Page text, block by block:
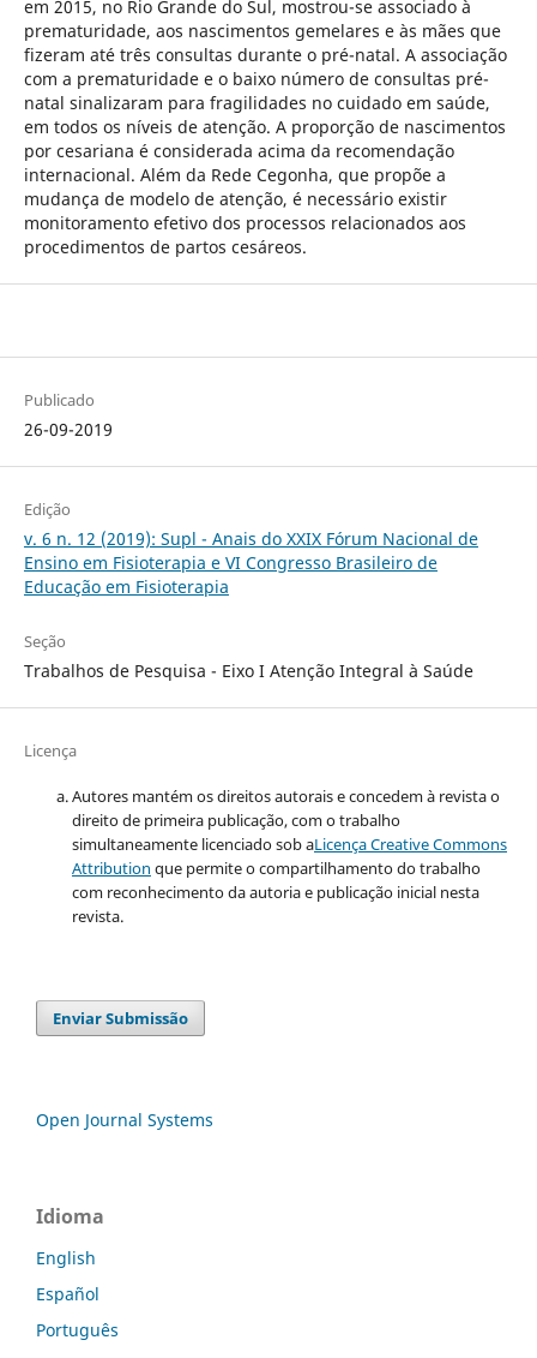
em 2015, no Rio Grande do Sul, mostrou-se associado à
prematuridade, aos nascimentos gemelares e às mães que
fizeram até três consultas durante o pré-natal. A associação
com a prematuridade e o baixo número de consultas pré-
natal sinalizaram para fragilidades no cuidado em saúde,
em todos os níveis de atenção. A proporção de nascimentos
por cesariana é considerada acima da recomendação
internacional. Além da Rede Cegonha, que propõe a
mudança de modelo de atenção, é necessário existir
monitoramento efetivo dos processos relacionados aos
procedimentos de partos cesáreos.
Publicado
26-09-2019
Edição
v. 6 n. 12 (2019): Supl - Anais do XXIX Fórum Nacional de
Ensino em Fisioterapia e VI Congresso Brasileiro de
Educação em Fisioterapia
Seção
Trabalhos de Pesquisa - Eixo I Atenção Integral à Saúde
Licença
Autores mantém os direitos autorais e concedem à revista o
direito de primeira publicação, com o trabalho
simultaneamente licenciado sob aLicença Creative Commons
Attribution que permite o compartilhamento do trabalho
com reconhecimento da autoria e publicação inicial nesta
revista.
Enviar Submissão
Open Journal Systems
Idioma
English
Español
Português